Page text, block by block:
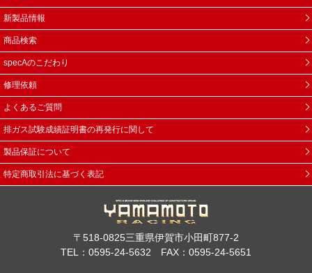
新製品情報
商品検索
specAのこだわり
修理依頼
よくあるご質問
排ガス試験成績証明書の再発行に関して
製品保証について
特定商取引法に基づく表記
〒518-0825三重県伊賀市小田町877-2
TEL：0595-24-5632 FAX：0595-24-5651